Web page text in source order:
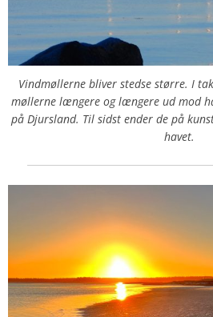
Vindmøllerne bliver stedse større. I
møllerne længere og længere ud mod
på Djursland. Til sidst ender de på
havet.